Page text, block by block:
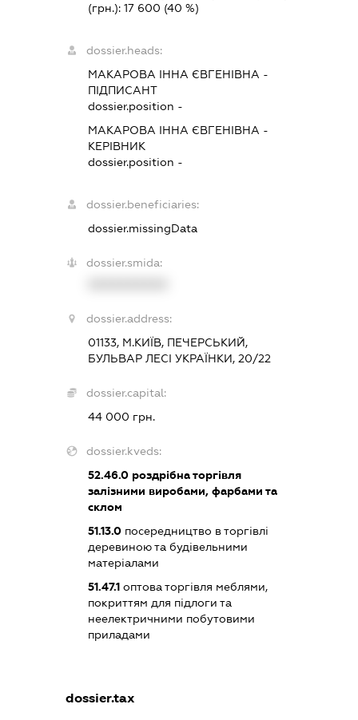
(грн.): 17 600 (40 %)
dossier.heads:
МАКАРОВА ІННА ЄВГЕНІВНА -
ПІДПИСАНТ
dossier.position -
МАКАРОВА ІННА ЄВГЕНІВНА -
КЕРІВНИК
dossier.position -
dossier.beneficiaries:
dossier.missingData
dossier.smida:
dossier.address:
01133, М.КИЇВ, ПЕЧЕРСЬКИЙ,
БУЛЬВАР ЛЕСІ УКРАЇНКИ, 20/22
dossier.capital:
44 000 грн.
dossier.kveds:
52.46.0роздрібна торгівля
залізними виробами, фарбами та
склом
51.13.0посередництво в торгівлі
деревиною та будівельними
матеріалами
51.47.1оптова торгівля меблями,
покриттям для підлоги та
неелектричними побутовими
приладами
dossier.tax